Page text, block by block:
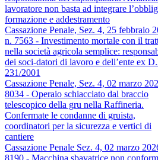
lavoratore non basta ad integrare
formazione e addestramento
Cassazione Penale, Sez. 4, 25 febbraio
n. 7563 - Investimento mortale con il
nella società agricola semplice:
dei soci-datori di lavoro e dell’ente ex
231/2001
Cassazione Penale, Sez. 4, 02 marzo
8034 - Operaio schiacciato dal braccio
telescopico della gru nella Raffineria.
Confermate le condanne di gruista,
coordinatori per la sicurezza e vertici di
cantiere
Cassazione Penale Sez. 4, 02 marzo
8190 - Macchina sbavatrice non